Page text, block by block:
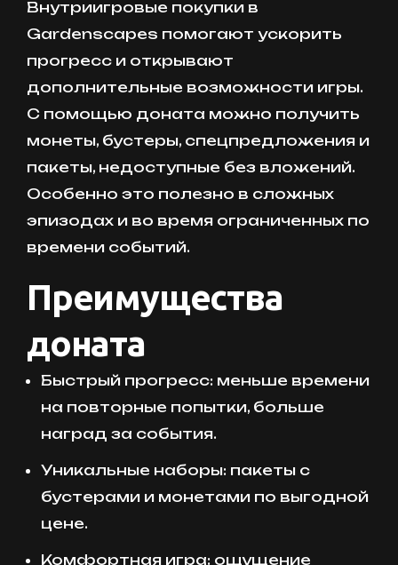
Внутриигровые покупки в
Gardenscapes помогают ускорить
прогресс и открывают
дополнительные возможности игры.
С помощью доната можно получить
монеты, бустеры, спецпредложения и
пакеты, недоступные без вложений.
Особенно это полезно в сложных
эпизодах и во время ограниченных по
времени событий.
Преимущества
доната
Быстрый прогресс: меньше времени
на повторные попытки, больше
наград за события.
Уникальные наборы: пакеты с
бустерами и монетами по выгодной
цене.
Комфортная игра: ощущение